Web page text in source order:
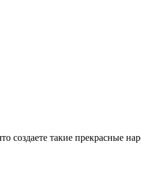
создаете такие прекрасные